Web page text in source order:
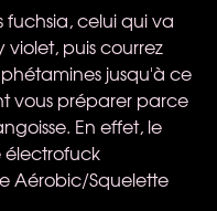
fuchsia, celui qui va
puis courrez
jusqu'à ce
vous préparer parce
En effet, le
Aérobic/Squelette